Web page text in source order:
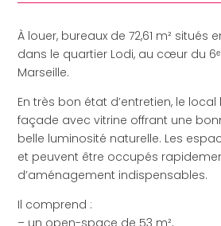
À louer, bureaux de 72,61 m² situés
dans le quartier Lodi, au cœur du
Marseille.
En très bon état d’entretien, le local
façade avec vitrine offrant une
belle luminosité naturelle. Les
et peuvent être occupés
d’aménagement indispensables.
Il comprend :